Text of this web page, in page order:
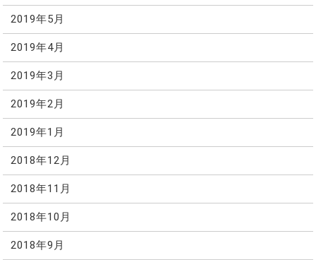
2019年5月
2019年4月
2019年3月
2019年2月
2019年1月
2018年12月
2018年11月
2018年10月
2018年9月